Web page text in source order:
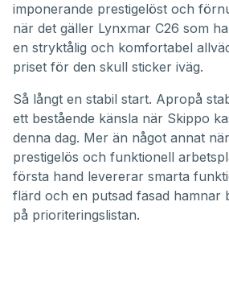
imponerande prestigelöst och
när det gäller Lynxmar C26 som
en stryktålig och komfortabel
priset för den skull sticker iväg.
Så långt en stabil start. Apropå
ett bestående känsla när Skippo
denna dag. Mer än något annat
prestigelös och funktionell
första hand levererar smarta
flärd och en putsad fasad hamnar
på prioriteringslistan.